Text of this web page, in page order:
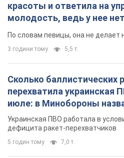
красоты и ответила на
молодость, ведь у нее
По словам певицы, она не делает
3 години тому 5,5 т.
Сколько баллистических
перехватила украинская
июле: в Минобороны
Украинская ПВО работала в
дефицита ракет-перехватчиков
5 годин тому 7,0 т.